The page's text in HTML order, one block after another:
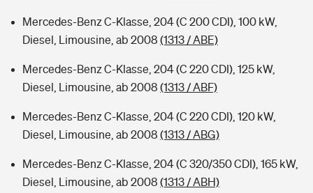
Mercedes-Benz C-Klasse, 204 (C 200 CDI), 100 kW,
Diesel, Limousine, ab 2008 (1313 / ABE)
Mercedes-Benz C-Klasse, 204 (C 220 CDI), 125 kW,
Diesel, Limousine, ab 2008 (1313 / ABF)
Mercedes-Benz C-Klasse, 204 (C 220 CDI), 120 kW,
Diesel, Limousine, ab 2008 (1313 / ABG)
Mercedes-Benz C-Klasse, 204 (C 320/350 CDI), 165 kW,
Diesel, Limousine, ab 2008 (1313 / ABH)